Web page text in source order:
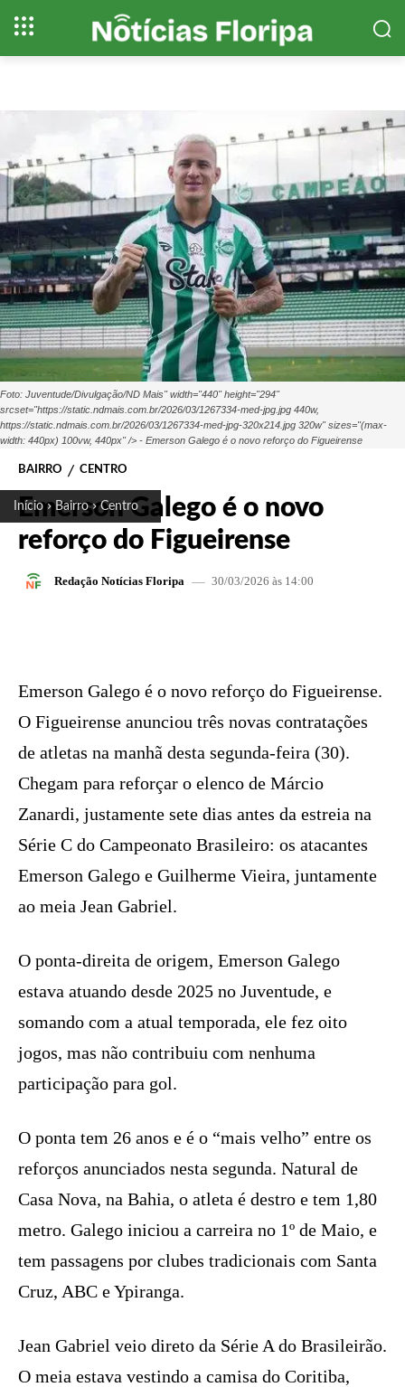
Início Bairro Centro
Foto: Juventude/Divulgação/ND Mais" width="440" height="294"
srcset="https://static.ndmais.com.br/2026/03/1267334-med-jpg.jpg 440w,
https://static.ndmais.com.br/2026/03/1267334-med-jpg-320x214.jpg 320w" sizes="(max-
width: 440px) 100vw, 440px" /> - Emerson Galego é o novo reforço do Figueirense
BAIRRO CENTRO
Emerson Galego é o novo
reforço do Figueirense
Redação Notícias Floripa 30/03/2026 às 14:00
Emerson Galego é o novo reforço do Figueirense.
O Figueirense anunciou três novas contratações
de atletas na manhã desta segunda-feira (30).
Chegam para reforçar o elenco de Márcio
Zanardi, justamente sete dias antes da estreia na
Série C do Campeonato Brasileiro: os atacantes
Emerson Galego e Guilherme Vieira, juntamente
ao meia Jean Gabriel.
O ponta-direita de origem, Emerson Galego
estava atuando desde 2025 no Juventude, e
somando com a atual temporada, ele fez oito
jogos, mas não contribuiu com nenhuma
participação para gol.
O ponta tem 26 anos e é o “mais velho” entre os
reforços anunciados nesta segunda. Natural de
Casa Nova, na Bahia, o atleta é destro e tem 1,80
metro. Galego iniciou a carreira no 1º de Maio, e
tem passagens por clubes tradicionais com Santa
Cruz, ABC e Ypiranga.
Jean Gabriel veio direto da Série A do Brasileirão.
O meia estava vestindo a camisa do Coritiba,